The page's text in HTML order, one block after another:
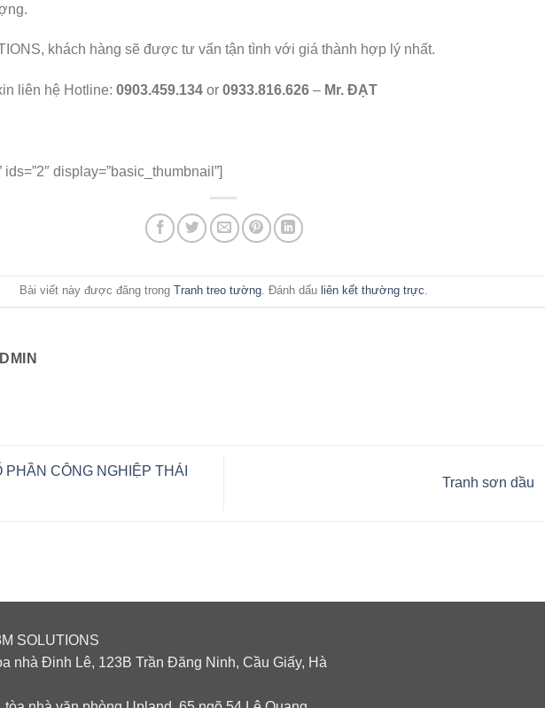
khách hàng sẽ được tư vấn tận tình với giá thành hợp lý nhất.
liên hệ Hotline: 0903.459.134 or 0933.816.626 – Mr. ĐẠT
ids=”2″ display=”basic_thumbnail”]
Bài viết này được đăng trong Tranh treo tường. Đánh dấu liên kết thường trực.
PHẦN CÔNG NGHIỆP THÁI
Tranh sơn dầu
SOLUTIONS
nhà Đinh Lê, 123B Trần Đăng Ninh, Cầu Giấy, Hà